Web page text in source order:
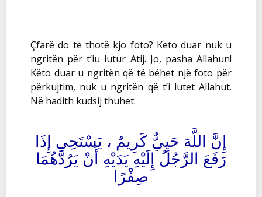
Çfarë do të thotë kjo foto? Këto duar nuk u
ngritën për t’iu lutur Atij. Jo, pasha Allahun!
Këto duar u ngritën që të bëhet një foto për
përkujtim, nuk u ngritën që t’i lutet Allahut.
Në hadith kudsij thuhet:
إِنَّ اللَّهَ حَيِيٌّ كَرِيمٌ ، يَسْتَحِي إِذَا
رَفَعَ الرَّجُلُ إِلَيْهِ يَدَيْهِ أَنْ يَرُدَّهُمَا
صِفْرًا